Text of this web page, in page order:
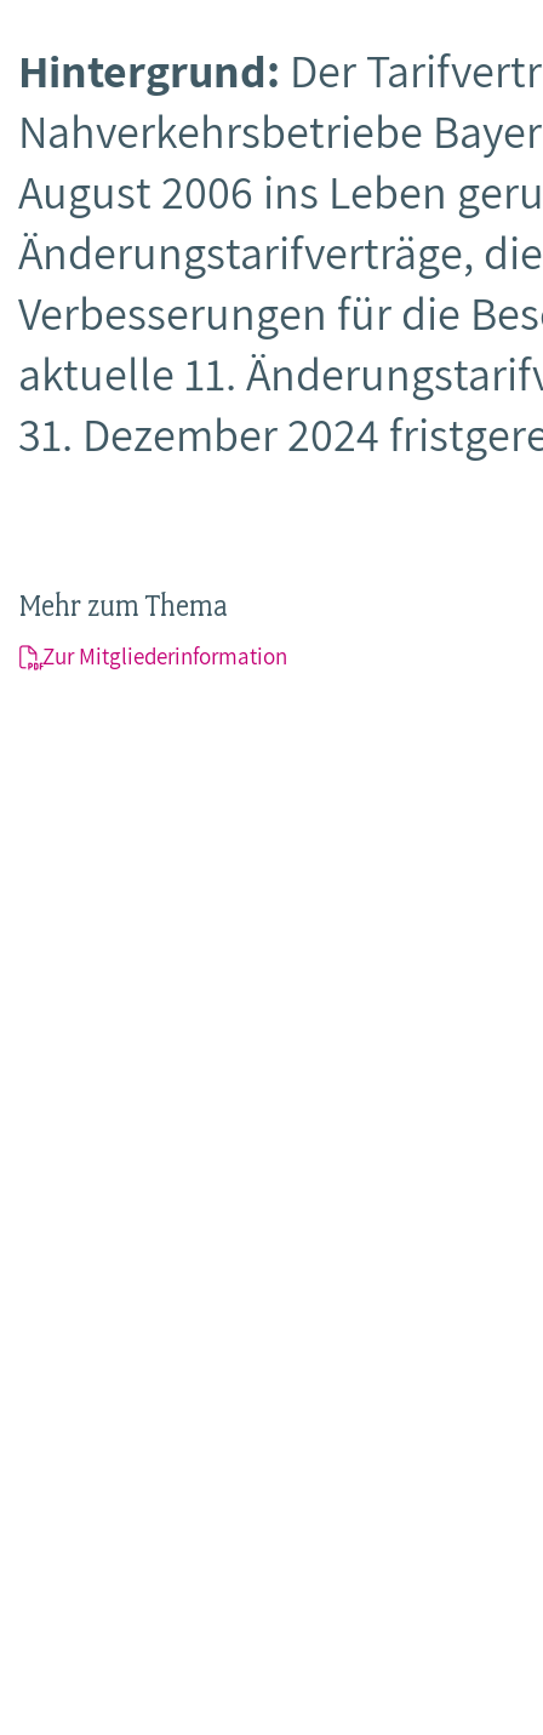
Hintergrund: Der
Nahverkehrsbetriebe
August 2006 ins Leben
Änderungstarifverträge,
Verbesserungen für die
aktuelle 11.
31. Dezember 2024
Mehr zum Thema
Zur Mitgliederinformation